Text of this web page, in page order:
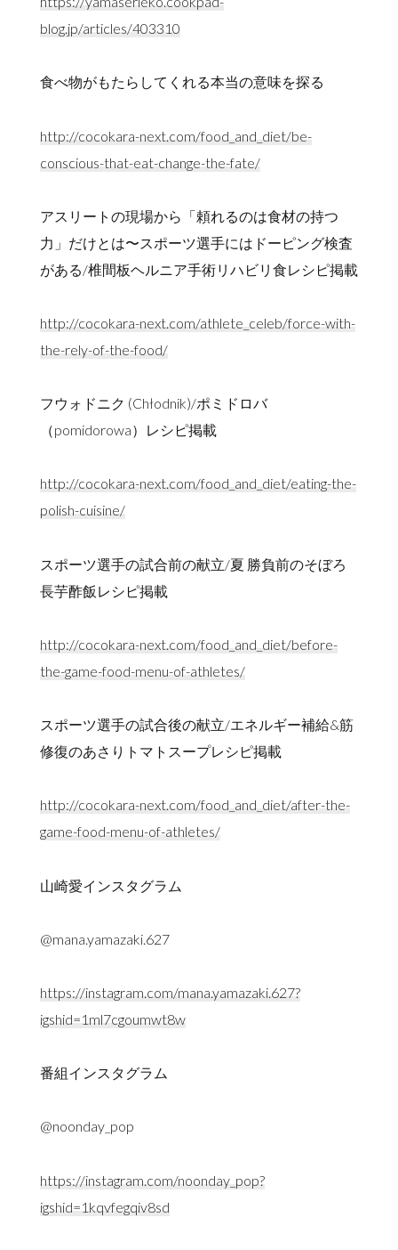
blog.jp/articles/403310
食べ物がもたらしてくれる本当の意味を探る
http://cocokara-next.com/food_and_diet/be-
conscious-that-eat-change-the-fate/
アスリートの現場から「頼れるのは食材の持つ
力」だけとは〜スポーツ選手にはドーピング検査
がある/椎間板ヘルニア手術リハビリ食レシピ掲載
http://cocokara-next.com/athlete_celeb/force-with-
the-rely-of-the-food/
フウォドニク (Chłodnik)/ポミドロバ
（pomidorowa）レシピ掲載
http://cocokara-next.com/food_and_diet/eating-the-
polish-cuisine/
スポーツ選手の試合前の献立/夏 勝負前のそぼろ
長芋酢飯レシピ掲載
http://cocokara-next.com/food_and_diet/before-
the-game-food-menu-of-athletes/
スポーツ選手の試合後の献立/エネルギー補給&筋
修復のあさりトマトスープレシピ掲載
http://cocokara-next.com/food_and_diet/after-the-
game-food-menu-of-athletes/
山崎愛インスタグラム
@mana.yamazaki.627
https://instagram.com/mana.yamazaki.627?
igshid=1ml7cgoumwt8w
番組インスタグラム
@noonday_pop
https://instagram.com/noonday_pop?
igshid=1kqvfegqiv8sd